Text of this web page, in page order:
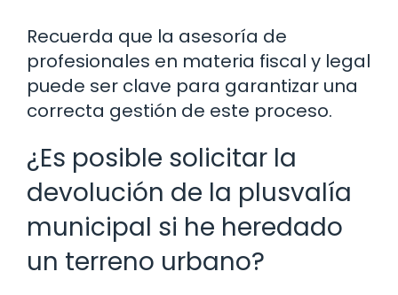
Recuerda que la asesoría de
profesionales en materia fiscal y legal
puede ser clave para garantizar una
correcta gestión de este proceso.
¿Es posible solicitar la
devolución de la plusvalía
municipal si he heredado
un terreno urbano?